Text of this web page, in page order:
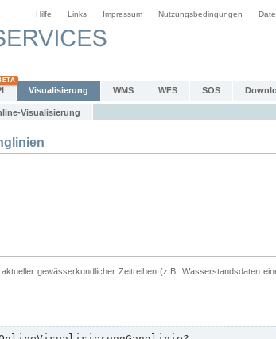
Hilfe Links Impressum Nutzungsbedingungen
Visualisierung WMS WFS SOS
Visualisierung
gewässerkundlicher Zeitreihen (z.B. Wasserstandsdaten